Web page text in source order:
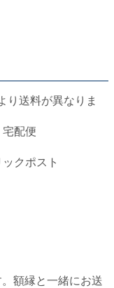
り送料が異なりま
配便
クポスト
額縁と一緒にお送